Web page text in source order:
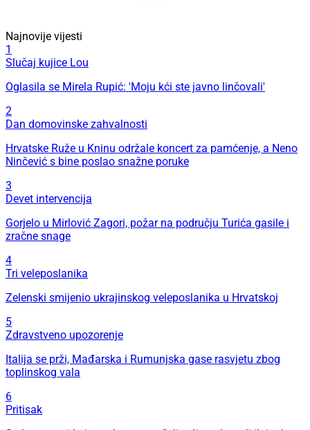
Najnovije vijesti
1
Slučaj kujice Lou
Oglasila se Mirela Rupić: 'Moju kći ste javno linčovali'
2
Dan domovinske zahvalnosti
Hrvatske Ruže u Kninu održale koncert za pamćenje, a Neno
Ninčević s bine poslao snažne poruke
3
Devet intervencija
Gorjelo u Mirlović Zagori, požar na području Turića gasile i
zračne snage
4
Tri veleposlanika
Zelenski smijenio ukrajinskog veleposlanika u Hrvatskoj
5
Zdravstveno upozorenje
Italija se prži, Mađarska i Rumunjska gase rasvjetu zbog
toplinskog vala
6
Pritisak